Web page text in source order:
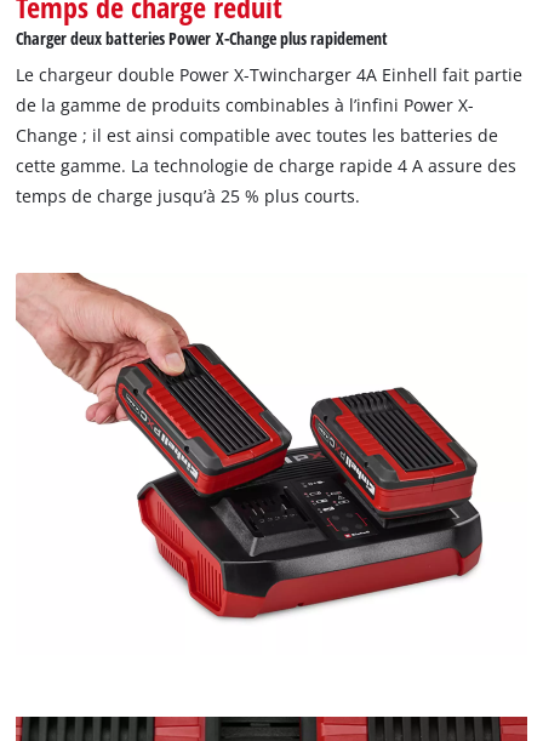
Charger deux batteries Power X-Change plus rapidement
Le chargeur double Power X-Twincharger 4A Einhell fait partie
de la gamme de produits combinables à l’infini Power X-
Change ; il est ainsi compatible avec toutes les batteries de
cette gamme. La technologie de charge rapide 4 A assure des
temps de charge jusqu’à 25 % plus courts.